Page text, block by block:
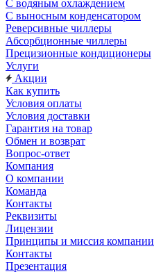
С водяным охлаждением
С выносным конденсатором
Реверсивные чиллеры
Абсорбционные чиллеры
Прецизионные кондиционеры
Услуги
Акции
Как купить
Условия оплаты
Условия доставки
Гарантия на товар
Обмен и возврат
Вопрос-ответ
Компания
О компании
Команда
Контакты
Реквизиты
Лицензии
Принципы и миссия компании
Контакты
Презентация